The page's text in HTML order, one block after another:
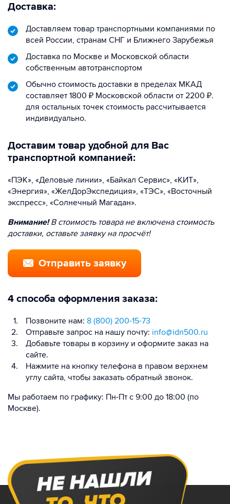
Доставка:
Доставляем товар транспортными компаниями по
всей России, странам СНГ и Ближнего Зарубежья
Доставка по Москве и Московской области
собственным автотранспортом
Обычно стоимость доставки в пределах МКАД
составляет 1800 ₽ Московской области от 2200 ₽.
для остальных точек стоимость рассчитывается
индивидуально.
Доставим товар удобной для Вас
транспортной компанией:
«ПЭК», «Деловые линии», «Байкал Сервис», «КИТ»,
«Энергия», «ЖелДорЭкспедиция», «ТЭС», «Восточный
экспресс», «Солнечный Магадан».
Внимание!В стоимость товара не включена стоимость
доставки, оставьте заявку на просчёт!
Отправить заявку
4 способа оформления заказа:
Позвоните нам: 8 (800) 200-15-73
Отправьте запрос на нашу почту: info@idn500.ru
Добавьте товары в корзину и оформите заказ на
сайте.
Нажмите на кнопку телефона в правом верхнем
углу сайта, чтобы заказать обратный звонок.
Мы работаем по графику: Пн-Пт с 9:00 до 18:00 (по
Москве).